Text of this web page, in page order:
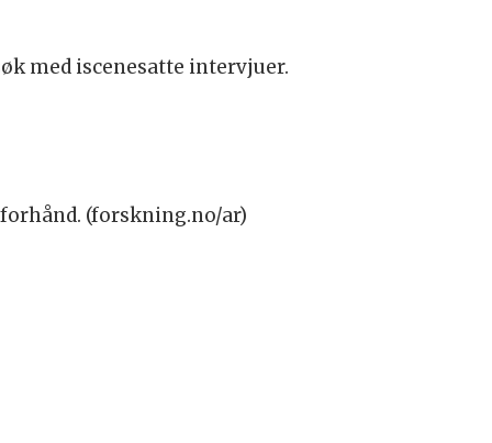
med iscenesatte intervjuer.
(forskning.no/ar)